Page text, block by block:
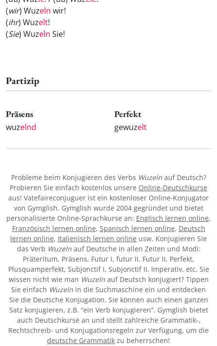
(wir) Wuzeln wir!
(ihr) Wuzelt!
(Sie) Wuzeln Sie!
Partizip
Präsens
wuzelnd
Perfekt
gewuzelt
Probleme beim Konjugieren des Verbs Wuzelnauf Deutsch?
Probieren Sie einfach kostenlos unsere Online-Deutschkurse
aus! Vatefaireconjuguer ist ein kostenloser Online-Konjugator
von Gymglish. Gymglish wurde 2004 gegründet und bietet
personalisierte Online-Sprachkurse an: Englisch lernen online,
Französisch lernen online, Spanisch lernen online, Deutsch
lernen online, Italienisch lernen online usw. Konjugieren Sie
das Verb Wuzelnauf Deutsche in allen Zeiten und Modi:
Präteritum, Präsens, Futur I, futur II, Futur II, Perfekt,
Plusquamperfekt, Subjonctif I, Subjonctif II, Imperativ, etc. Sie
wissen nicht wie man Wuzelnauf Deutsch konjugiert? Tippen
Sie einfach Wuzeln in die Suchmaschine ein und entdecken
Sie die Deutsche Konjugation. Sie können auch einen ganzen
Satz konjugieren, z.B. “ein Verb konjugieren”. Gymglish bietet
auch Deutschkurse an und stellt zahlreiche Grammatik-,
Rechtschreib- und Konjugationsregeln zur Verfügung, um die
deutsche Grammatik zu beherrschen!